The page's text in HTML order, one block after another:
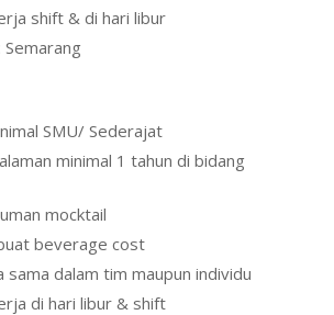
shift & di hari libur
SMU/ Sederajat
minimal 1 tahun di bidang
mocktail
beverage cost
sama dalam tim maupun individu
di hari libur & shift